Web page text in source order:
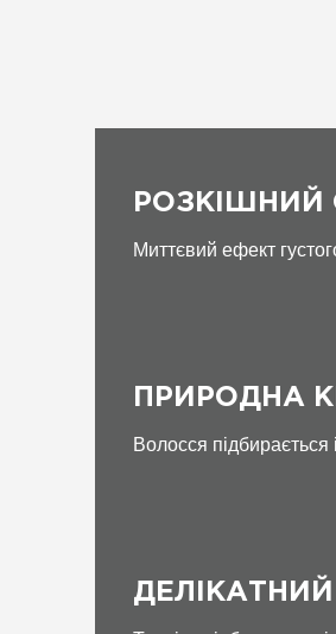
РОЗКІШНИЙ
Миттєвий ефект
ПРИРОДНА
Волосся підбирається
ДЕЛІКАТНИЙ